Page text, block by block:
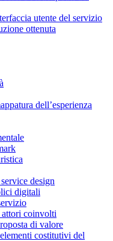
utente del servizio
ottenuta
dell’esperienza
design
digitali
coinvolti
di valore
costitutivi del